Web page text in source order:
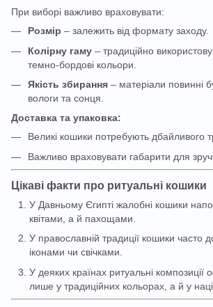
При виборі важливо враховувати:
Розмір – залежить від формату заходу.
Колірну гаму – традиційно
темно-бордові кольори.
Якість збирання – матеріали повинні
вологи та сонця.
Доставка та упаковка:
Великі кошики потребують дбайливого
Важливо враховувати габарити для
Цікаві факти про ритуальні кошики
У Давньому Єгипті жалобні кошики
квітами, а й пахощами.
У православній традиції кошики часто
іконами чи свічками.
У деяких країнах ритуальні
лише у традиційних кольорах, а й у